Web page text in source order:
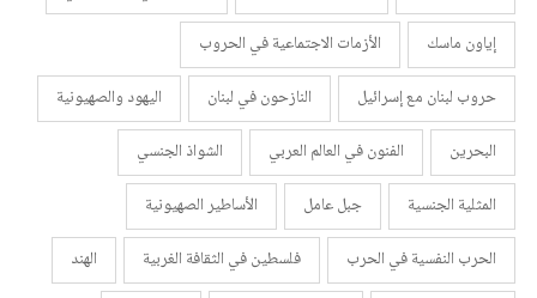
إياون ماسك
الأزمات الاجتماعية في الحروب
حروب لبنان مع إسرائيل
النازحون في لبنان
اليهود والصهيونية
البحرين
الفنون في العالم العربي
الشواذ الجنسي
المثلية الجنسية
جبل عامل
الأساطير الصهيونية
الحرب النفسية في الحرب
فلسطين في الثقافة الغربية
الهند